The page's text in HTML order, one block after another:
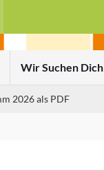
Wir Suchen Dich
2026 als PDF